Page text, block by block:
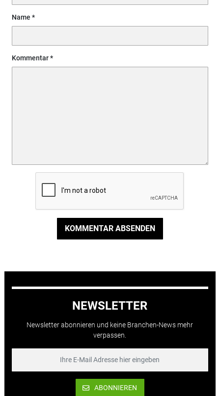
Name
Kommentar
KOMMENTAR ABSENDEN
NEWSLETTER
Newsletter abonnieren und keine Branchen-News mehr
verpassen.
ABONNIEREN